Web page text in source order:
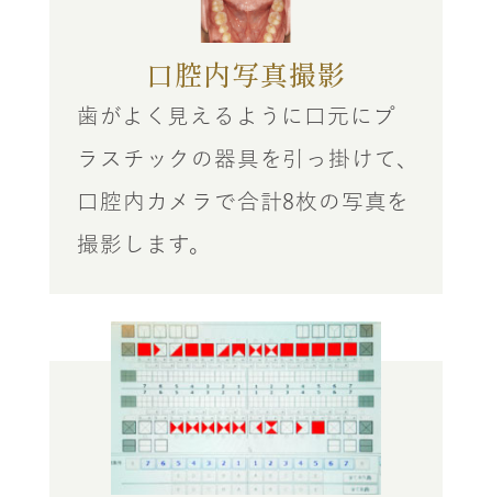
口腔内写真撮影
歯がよく見えるように口元にプ
ラスチックの器具を引っ掛けて、
口腔内カメラで合計8枚の写真を
撮影します。